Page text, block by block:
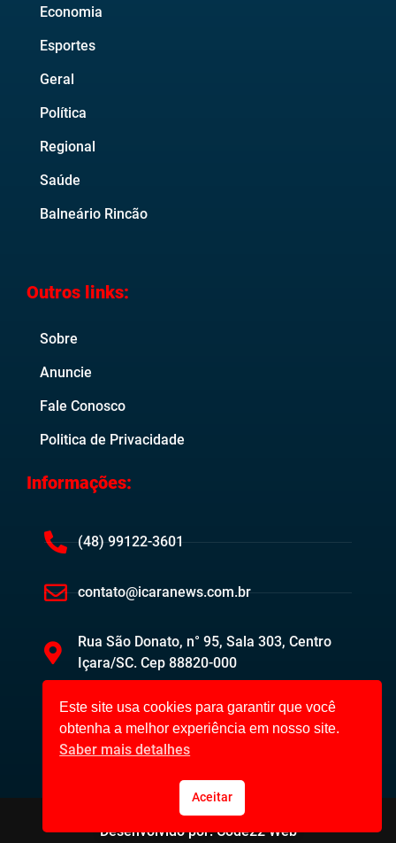
Economia
Esportes
Geral
Política
Regional
Saúde
Balneário Rincão
Outros links:
Sobre
Anuncie
Fale Conosco
Politica de Privacidade
Informações:
(48) 99122-3601
contato@icaranews.com.br
Rua São Donato, n° 95, Sala 303, Centro
Içara/SC. Cep 88820-000
Içara News ©2023. Todos os direitos reservados.
Desenvolvido por: Code22 Web
Este site usa cookies para garantir que você
obtenha a melhor experiência em nosso site.
Saber mais detalhes
Aceitar